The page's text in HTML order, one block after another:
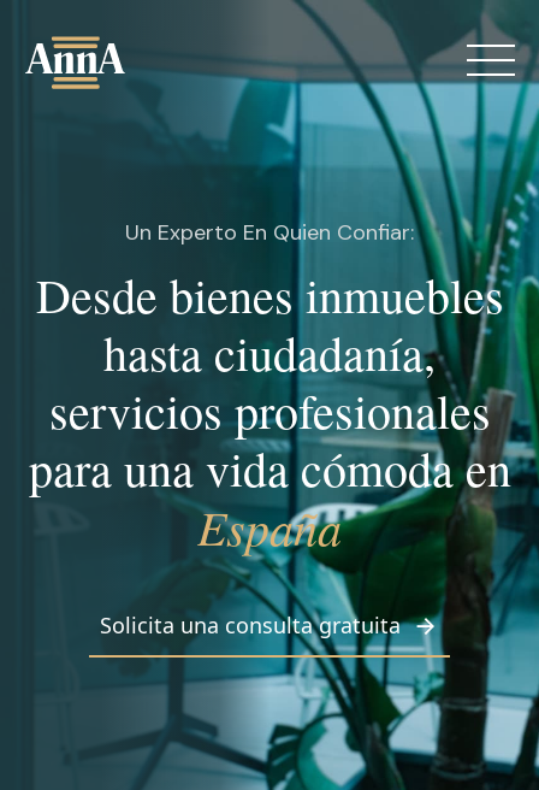
content
Servicios
Blog
Contactos
Un Experto En Quien Confiar:
Desde bienes inmuebles
hasta ciudadanía,
servicios profesionales
para una vida cómoda en
España
Solicita una consulta gratuita